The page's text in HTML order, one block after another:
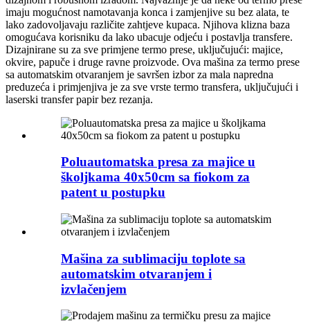
imaju mogućnost namotavanja konca i zamjenjive su bez alata, te
lako zadovoljavaju različite zahtjeve kupaca. Njihova klizna baza
omogućava korisniku da lako ubacuje odjeću i postavlja transfere.
Dizajnirane su za sve primjene termo prese, uključujući: majice,
okvire, papuče i druge ravne proizvode. Ova mašina za termo prese
sa automatskim otvaranjem je savršen izbor za mala napredna
preduzeća i primjenjiva je za sve vrste termo transfera, uključujući i
laserski transfer papir bez rezanja.
Poluautomatska presa za majice u
školjkama 40x50cm sa fiokom za
patent u postupku
Mašina za sublimaciju toplote sa
automatskim otvaranjem i
izvlačenjem